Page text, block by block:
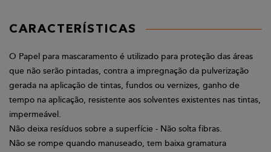
CARACTERÍSTICAS
O Papel para mascaramento é utilizado para proteção das áreas
que não serão pintadas, contra a impregnação da pulverização
gerada na aplicação de tintas, fundos ou vernizes, ganho de
tempo na aplicação, resistente aos solventes existentes nas tintas,
impermeável.
Não deixa resíduos sobre a superfície - Não solta fibras.
Não se rompe quando manuseado, tem baixa gramatura